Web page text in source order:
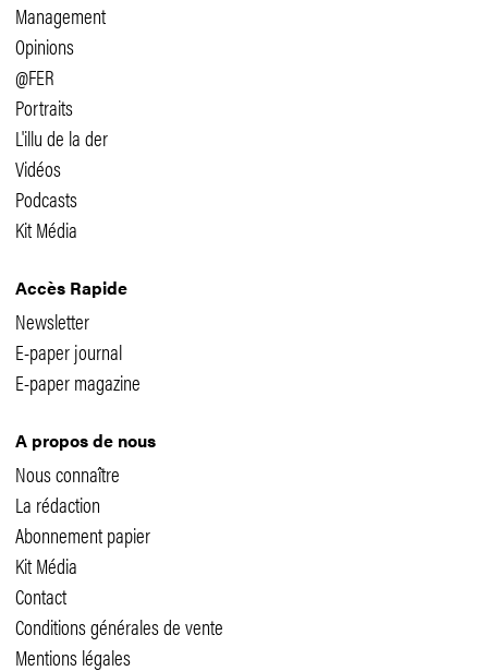
Management
Opinions
@FER
Portraits
L'illu de la der
Vidéos
Podcasts
Kit Média
Accès Rapide
Newsletter
E-paper journal
E-paper magazine
A propos de nous
Nous connaître
La rédaction
Abonnement papier
Kit Média
Contact
Conditions générales de vente
Mentions légales